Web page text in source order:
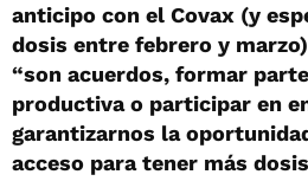
anticipo con el Covax (y
dosis entre febrero y
“son acuerdos, formar
productiva o participar en
garantizarnos la
acceso para tener más